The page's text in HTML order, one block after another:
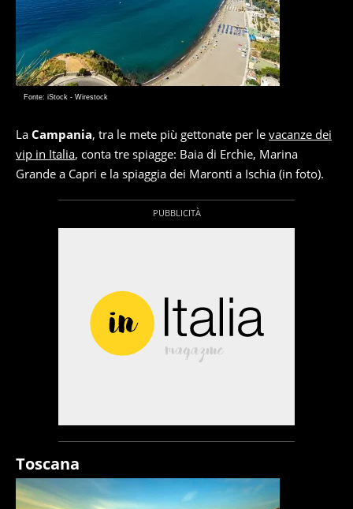
Fonte: iStock - Wirestock
La Campania, tra le mete più gettonate per le vacanze dei
vip in Italia, conta tre spiagge: Baia di Erchie, Marina
Grande a Capri e la spiaggia dei Maronti a Ischia (in foto).
Toscana